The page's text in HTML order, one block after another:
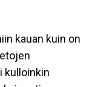
kauan kuin on
kulloinkin